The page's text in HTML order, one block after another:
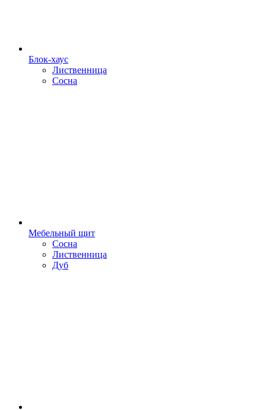
Блок-хаус
Лиственница
Сосна
Мебельный щит
Сосна
Лиственница
Дуб